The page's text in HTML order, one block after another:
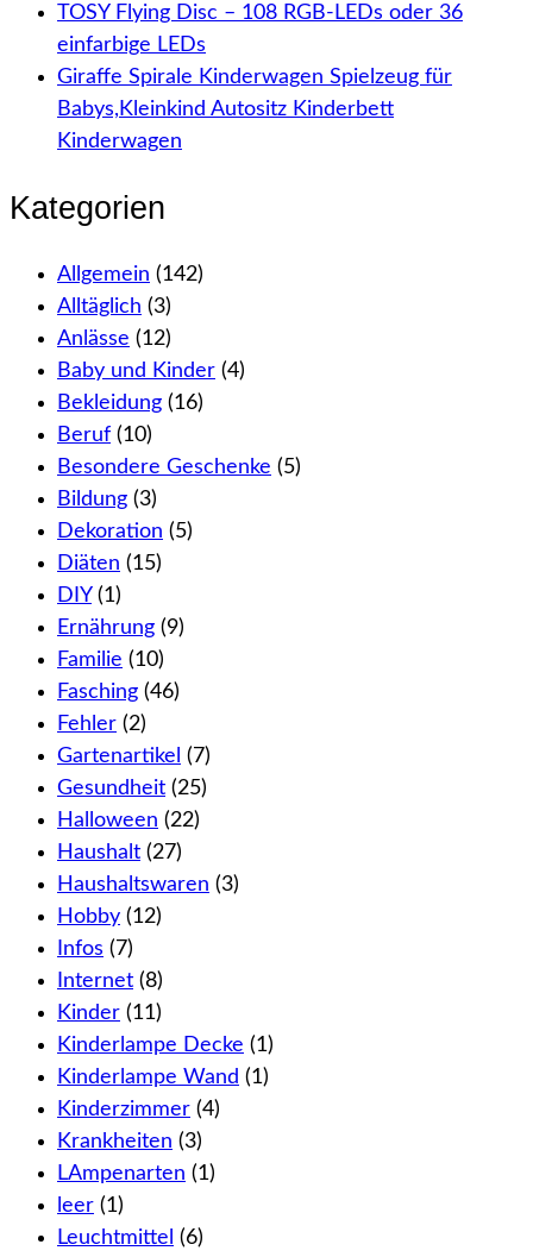
TOSY Flying Disc – 108 RGB-LEDs oder 36
einfarbige LEDs
Giraffe Spirale Kinderwagen Spielzeug für
Babys,Kleinkind Autositz Kinderbett
Kinderwagen
Kategorien
Allgemein (142)
Alltäglich (3)
Anlässe (12)
Baby und Kinder (4)
Bekleidung (16)
Beruf (10)
Besondere Geschenke (5)
Bildung (3)
Dekoration (5)
Diäten (15)
DIY(1)
Ernährung (9)
Familie (10)
Fasching (46)
Fehler (2)
Gartenartikel (7)
Gesundheit (25)
Halloween (22)
Haushalt (27)
Haushaltswaren (3)
Hobby (12)
Infos (7)
Internet (8)
Kinder (11)
Kinderlampe Decke (1)
Kinderlampe Wand (1)
Kinderzimmer (4)
Krankheiten (3)
LAmpenarten (1)
leer (1)
Leuchtmittel (6)